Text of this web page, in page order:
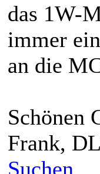
das 1W-
immer
an die
Schönen
Frank,
Suchen